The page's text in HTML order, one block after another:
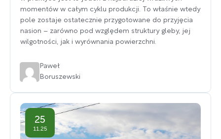
momentów w całym cyklu produkcji. To właśnie wtedy
pole zostaje ostatecznie przygotowane do przyjęcia
nasion – zarówno pod względem struktury gleby, jej
wilgotności, jak i wyrównania powierzchni.
Paweł
Boruszewski
25
11.25